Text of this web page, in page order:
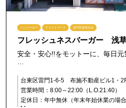
ハンバーガー ファストフード 雷門田原商店会
フレッシュネスバーガー 浅
安全・安心!!をモットーに、毎日元
台東区雷門1-6-5 布施不動産ビル1・
営業時間：8:00～22:00（L.O.21:40）
定休日：年中無休（年末年始休業の場合